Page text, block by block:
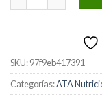
SKU:97f9eb417391
Categorías:ATA